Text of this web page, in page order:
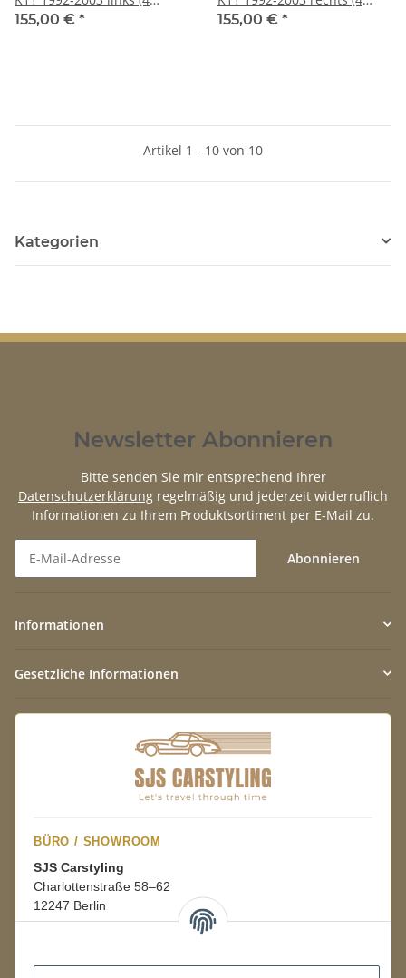
Türer)
155,00 € *
Türer)
155,00 € *
Artikel 1 - 10 von 10
Kategorien
Newsletter Abonnieren
Bitte senden Sie mir entsprechend Ihrer
Datenschutzerklärung regelmäßig und jederzeit widerruflich
Informationen zu Ihrem Produktsortiment per E-Mail zu.
Abonnieren
Informationen
Gesetzliche Informationen
BÜRO / SHOWROOM
SJS Carstyling
Charlottenstraße 58–62
12247 Berlin
08:00–16:00 Uhr